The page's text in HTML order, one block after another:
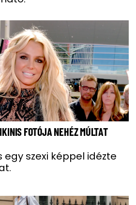
FOTÓJA NEHÉZ MÚLTAT
egy szexi képpel idézte